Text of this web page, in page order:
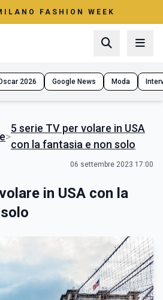
FASHION WEEK
2026 Google News Moda
>
5 serie TV per volare in USA
con la fantasia e non solo
06 settembre 2023 17:00
in USA con la